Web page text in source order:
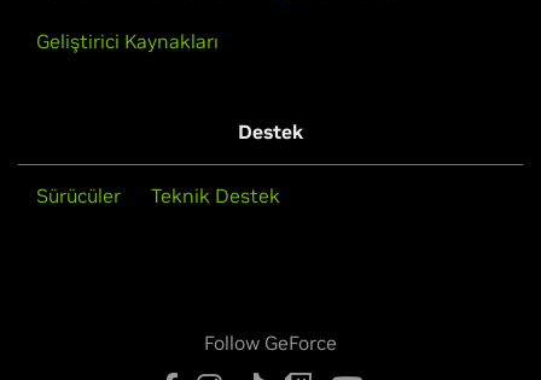
Geliştirici Kaynakları
Destek
Sürücüler Teknik Destek
Follow GeForce